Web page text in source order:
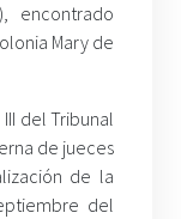
encontrado
Mary de
del Tribunal
de jueces
de la
del